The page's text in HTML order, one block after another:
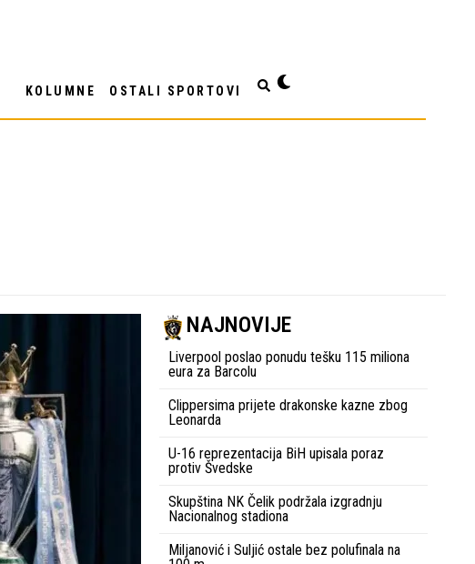
KOLUMNE OSTALI SPORTOVI
NAJNOVIJE
Liverpool poslao ponudu tešku 115 miliona
eura za Barcolu
Clippersima prijete drakonske kazne zbog
Leonarda
U-16 reprezentacija BiH upisala poraz
protiv Švedske
Skupština NK Čelik podržala izgradnju
Nacionalnog stadiona
Miljanović i Suljić ostale bez polufinala na